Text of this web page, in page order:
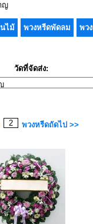
ญ
ไม้ พวงหรีดพัดลม พว
วัดที่จัดส่ง:
2 พวงหรีดถัดไป >>